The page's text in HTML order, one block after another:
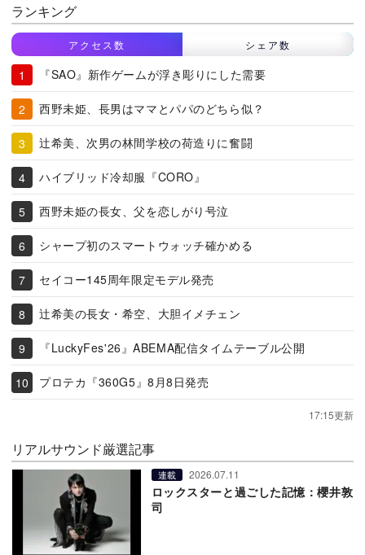
ランキング
アクセス数 シェア数
『SAO』新作ゲームが浮き彫りにした需要
西野未姫、長男はママとパパのどちら似？
辻希美、次男の林間学校の荷造りに奮闘
ハイブリッド冷却服『CORO』
西野未姫の長女、父を恋しがり号泣
シャープ初のスマートウォッチ確かめる
セイコー145周年限定モデル発売
辻希美の長女・希空、大胆イメチェン
『LuckyFes'26』ABEMA配信タイムテーブル公開
プロテカ『360G5』8月8日発売
17:15更新
リアルサウンド厳選記事
連載 2026.07.11
ロックスターと過ごした記憶：櫻井敦
司